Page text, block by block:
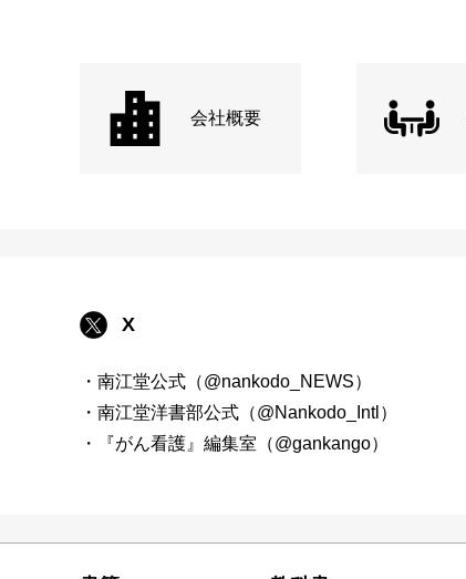
会社概要
X
・南江堂公式（@nankodo_NEWS）
・南江堂洋書部公式（@Nankodo_Intl）
・『がん看護』編集室（@gankango）